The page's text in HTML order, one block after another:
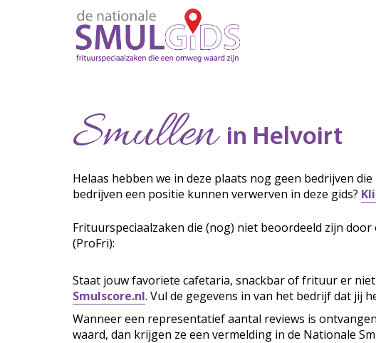
Smullenin Helvoirt
Helaas hebben we in deze plaats nog geen bedrijven
bedrijven een positie kunnen verwerven in deze gids?
Frituurspeciaalzaken die (nog) niet beoordeeld zijn
(ProFri):
Staat jouw favoriete cafetaria, snackbar of frituur er
Smulscore.nl. Vul de gegevens in van het bedrijf dat jij
Wanneer een representatief aantal reviews is
waard, dan krijgen ze een vermelding in de Nationale